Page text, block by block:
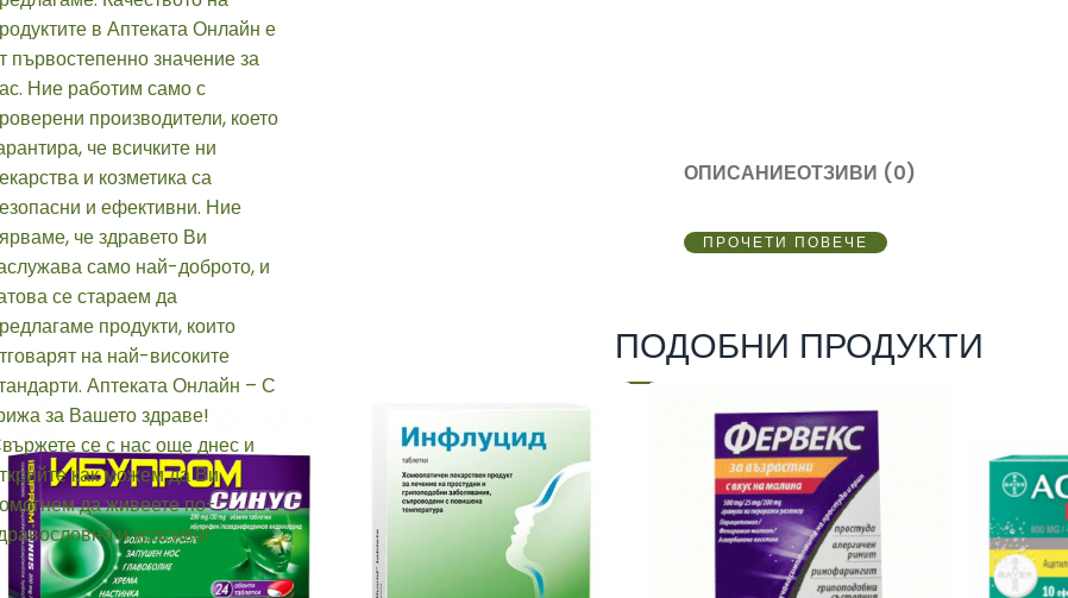
ОПИСАНИЕОТЗИВИ (0)
ПРОЧЕТИ ПОВЕЧЕ
ПОДОБНИ ПРОДУКТИ